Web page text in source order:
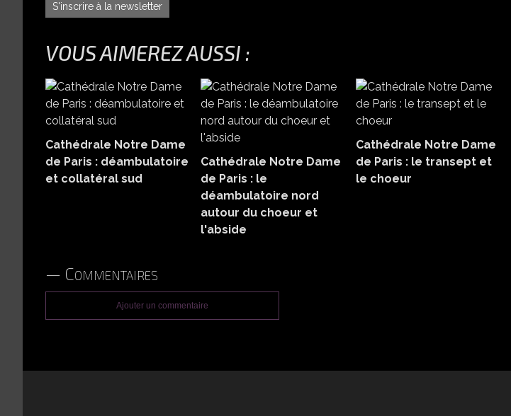
S'inscrire à la newsletter
VOUS AIMEREZ AUSSI :
Cathédrale Notre Dame
de Paris : déambulatoire
et collatéral sud
Cathédrale Notre Dame
de Paris : le
déambulatoire nord
autour du choeur et
l'abside
Cathédrale Notre Dame
de Paris : le transept et
le choeur
Commentaires
Ajouter un commentaire